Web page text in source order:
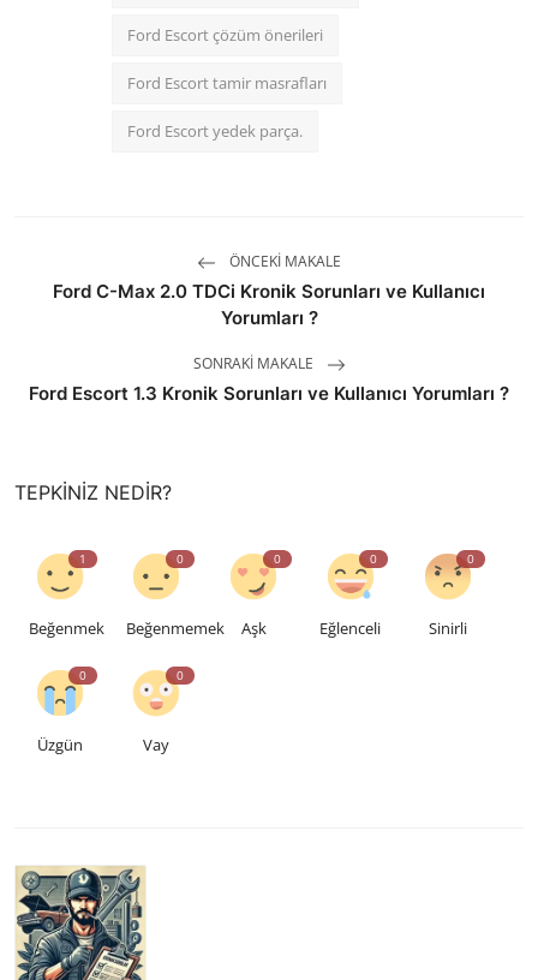
Ford Escort çözüm önerileri
Ford Escort tamir masrafları
Ford Escort yedek parça.
ÖNCEKI MAKALE
Ford C-Max 2.0 TDCi Kronik Sorunları ve Kullanıcı
Yorumları ?
SONRAKI MAKALE
Ford Escort 1.3 Kronik Sorunları ve Kullanıcı Yorumları ?
TEPKINIZ NEDIR?
1
Beğenmek
0
Beğenmemek
0
Aşk
0
Eğlenceli
0
Sinirli
0
Üzgün
0
Vay